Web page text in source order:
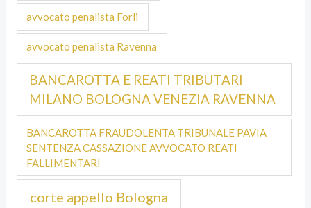
avvocato penalista Forli
avvocato penalista Ravenna
BANCAROTTA E REATI TRIBUTARI
MILANO BOLOGNA VENEZIA RAVENNA
BANCAROTTA FRAUDOLENTA TRIBUNALE PAVIA
SENTENZA CASSAZIONE AVVOCATO REATI
FALLIMENTARI
corte appello Bologna